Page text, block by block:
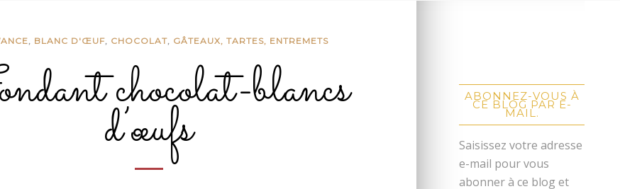
, BLANC D'ŒUF, CHOCOLAT, GÂTEAUX, TARTES, ENTREMETS
chocolat-blancs
d’œufs ABONNEZ-VOUS À
CE BLOG PAR E-
MAIL.
Saisissez votre adresse
e-mail pour vous
abonner à ce blog et